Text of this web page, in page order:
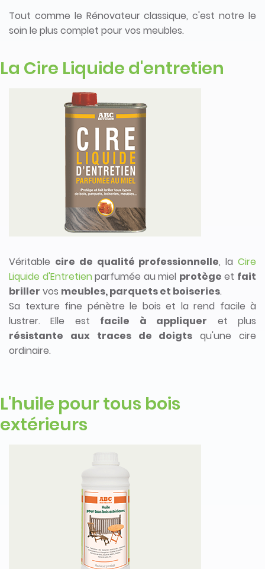
Tout comme le Rénovateur classique, c'est notre le
soin le plus complet pour vos meubles.
La Cire Liquide d'entretien
Véritable cire de qualité professionnelle, laCire
Liquide d'Entretienparfumée au miel protège et fait
briller vos meubles, parquets et boiseries.
Sa texture fine pénètre le bois et la rend facile à
lustrer. Elle est facile à appliquer et plus
résistante aux traces de doigts qu'une cire
ordinaire.
L'huile pour tous bois
extérieurs